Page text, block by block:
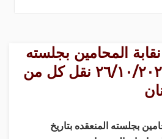
المحامين بجلسته
المنعقده بتاريخ ٢٦/١٠/٢٠٢٣ نقل كل من
بجلسته المنعقده بتاريخ